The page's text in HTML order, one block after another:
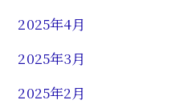
2025年4月
2025年3月
2025年2月